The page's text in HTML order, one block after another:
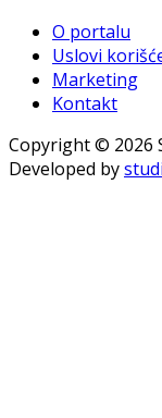
O portalu
Uslovi
Marketing
Kontakt
Copyright © 2026
Developed by